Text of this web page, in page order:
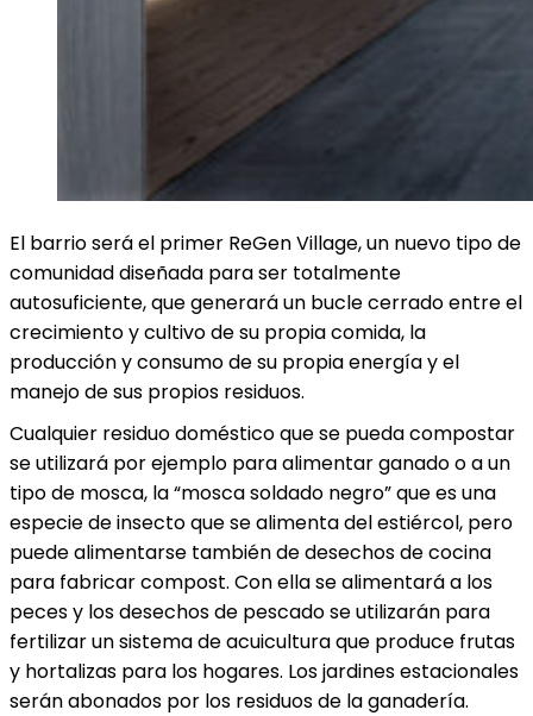
El barrio será el primer ReGen Village, un nuevo tipo de
comunidad diseñada para ser totalmente
autosuficiente, que generará un bucle cerrado entre el
crecimiento y cultivo de su propia comida, la
producción y consumo de su propia energía y el
manejo de sus propios residuos.
Cualquier residuo doméstico que se pueda compostar
se utilizará por ejemplo para alimentar ganado o a un
tipo de mosca, la “mosca soldado negro” que es una
especie de insecto que se alimenta del estiércol, pero
puede alimentarse también de desechos de cocina
para fabricar compost. Con ella se alimentará a los
peces y los desechos de pescado se utilizarán para
fertilizar un sistema de acuicultura que produce frutas
y hortalizas para los hogares. Los jardines estacionales
serán abonados por los residuos de la ganadería.